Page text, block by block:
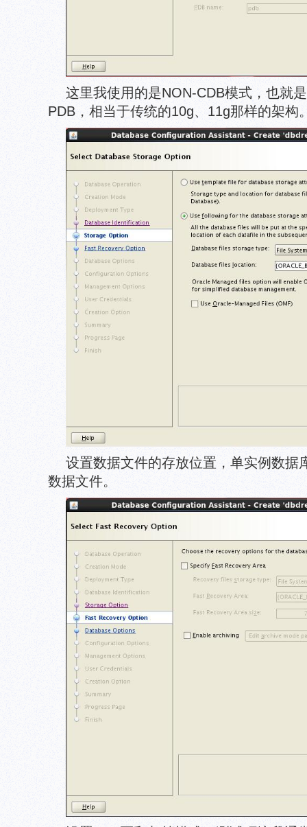
这里我使用的是NON-CDB模式，也就
PDB，相当于传统的10g、11g那样的架构
设置数据文件的存放位置，单实例数据
数据文件。